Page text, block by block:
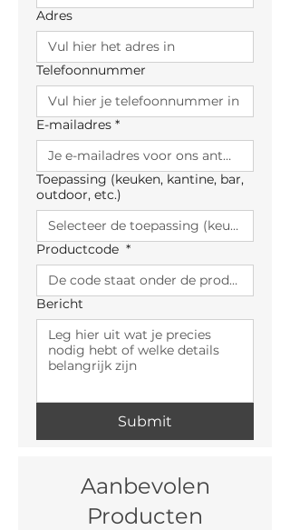
Adres
Telefoonnummer
E-mailadres *
Toepassing (keuken, kantine, bar,
outdoor, etc.)
Productcode *
Bericht
Submit
Aanbevolen
Producten